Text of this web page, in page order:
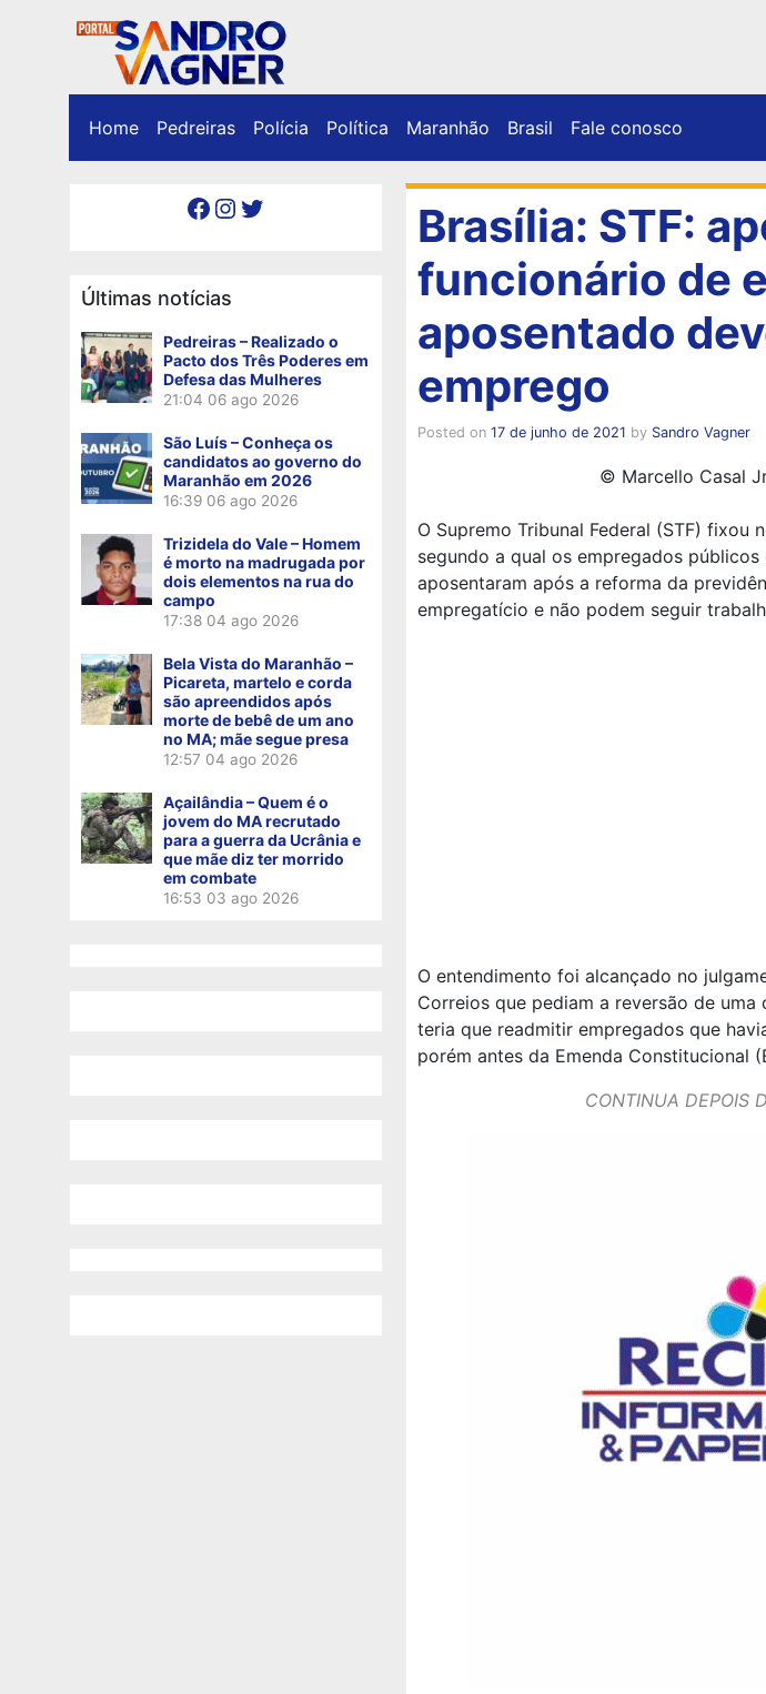
Home Pedreiras Polícia Política Maranhão Brasil Fale conosco
Facebook Instagram Twitter
Últimas notícias
Pedreiras – Realizado o
Pacto dos Três Poderes em
Defesa das Mulheres
21:04 06 ago 2026
São Luís – Conheça os
candidatos ao governo do
Maranhão em 2026
16:39 06 ago 2026
Trizidela do Vale – Homem
é morto na madrugada por
dois elementos na rua do
campo
17:38 04 ago 2026
Bela Vista do Maranhão –
Picareta, martelo e corda
são apreendidos após
morte de bebê de um ano
no MA; mãe segue presa
12:57 04 ago 2026
Açailândia – Quem é o
jovem do MA recrutado
para a guerra da Ucrânia e
que mãe diz ter morrido
em combate
16:53 03 ago 2026
Brasília: STF:
funcionário de
aposentado
emprego
Posted on 17 de junho de 2021 by Sandro Vagner
© Marcello Casal
O Supremo Tribunal Federal (STF) fixou
segundo a qual os empregados
aposentaram após a reforma da
empregatício e não podem seguir
O entendimento foi alcançado no
Correios que pediam a reversão de
teria que readmitir empregados que
porém antes da Emenda Constitucional
CONTINUA DEPOIS